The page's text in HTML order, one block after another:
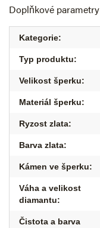
Doplňkové parametry
Kategorie:
Typ produktu:
Velikost šperku:
Materiál šperku:
Ryzost zlata:
Barva zlata:
Kámen ve šperku:
Váha a velikost
diamantu:
Čistota a barva